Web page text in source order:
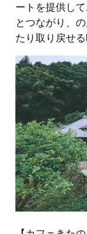
ートを提供し
とつながり、
たり取り戻せ